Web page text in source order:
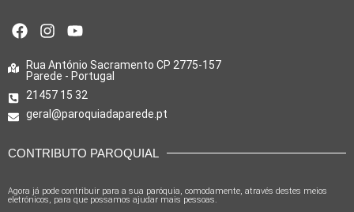
Rua António Sacramento CP 2775-157
Parede - Portugal
21457 15 32
geral@paroquiadaparede.pt
CONTRIBUTO PAROQUIAL
Agora já pode contribuir para a sua paróquia, comodamente, através destes meios
eletrónicos, para que possamos ajudar mais pessoas.